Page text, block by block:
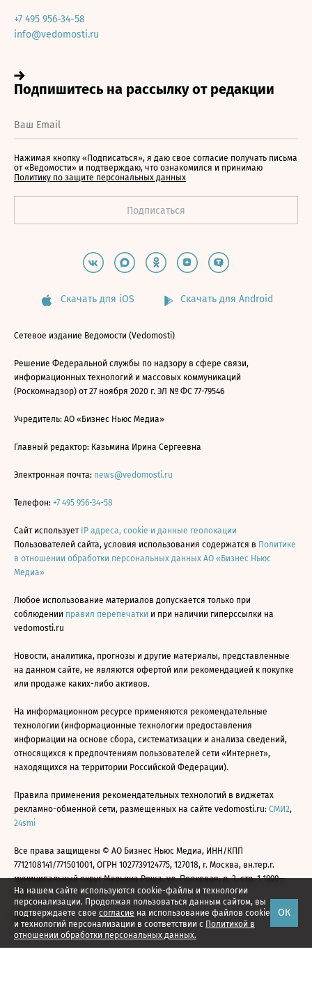
На нашем сайте используются cookie-файлы и технологии
персонализации. Продолжая пользоваться данным сайтом, вы
подтверждаете свое согласие на использование файлов cookie
и технологий персонализации в соответствии с Политикой в
отношении обработки персональных данных.
ОК
+7 495 956-34-58
info@vedomosti.ru
Нажимая кнопку «Подписаться», я даю свое согласие получать письма
от «Ведомости» и подтверждаю, что ознакомился и принимаю
Политику по защите персональных данных
Скачать для iOS Скачать для Android
Сетевое издание Ведомости (Vedomosti)
Решение Федеральной службы по надзору в сфере связи,
информационных технологий и массовых коммуникаций
(Роскомнадзор) от 27 ноября 2020 г. ЭЛ № ФС 77-79546
Учредитель: АО «Бизнес Ньюс Медиа»
Главный редактор: Казьмина Ирина Сергеевна
Электронная почта: news@vedomosti.ru
Телефон: +7 495 956-34-58
Сайт использует IP адреса, cookie и данные геолокации
Пользователей сайта, условия использования содержатся в Политике
в отношении обработки персональных данных АО «Бизнес Ньюс
Медиа»
Любое использование материалов допускается только при
соблюдении правил перепечатки и при наличии гиперссылки на
vedomosti.ru
Новости, аналитика, прогнозы и другие материалы, представленные
на данном сайте, не являются офертой или рекомендацией к покупке
или продаже каких-либо активов.
На информационном ресурсе применяются рекомендательные
технологии (информационные технологии предоставления
информации на основе сбора, систематизации и анализа сведений,
относящихся к предпочтениям пользователей сети «Интернет»,
находящихся на территории Российской Федерации).
Правила применения рекомендательных технологий в виджетах
рекламно-обменной сети, размещенных на сайте vedomosti.ru: СМИ2,
24smi
Все права защищены © АО Бизнес Ньюс Медиа, ИНН/КПП
7712108141/771501001, ОГРН 1027739124775, 127018, г. Москва, вн.тер.г.
муниципальный округ Марьина Роща, ул. Полковая, д. 3, стр. 1 1999—
2026